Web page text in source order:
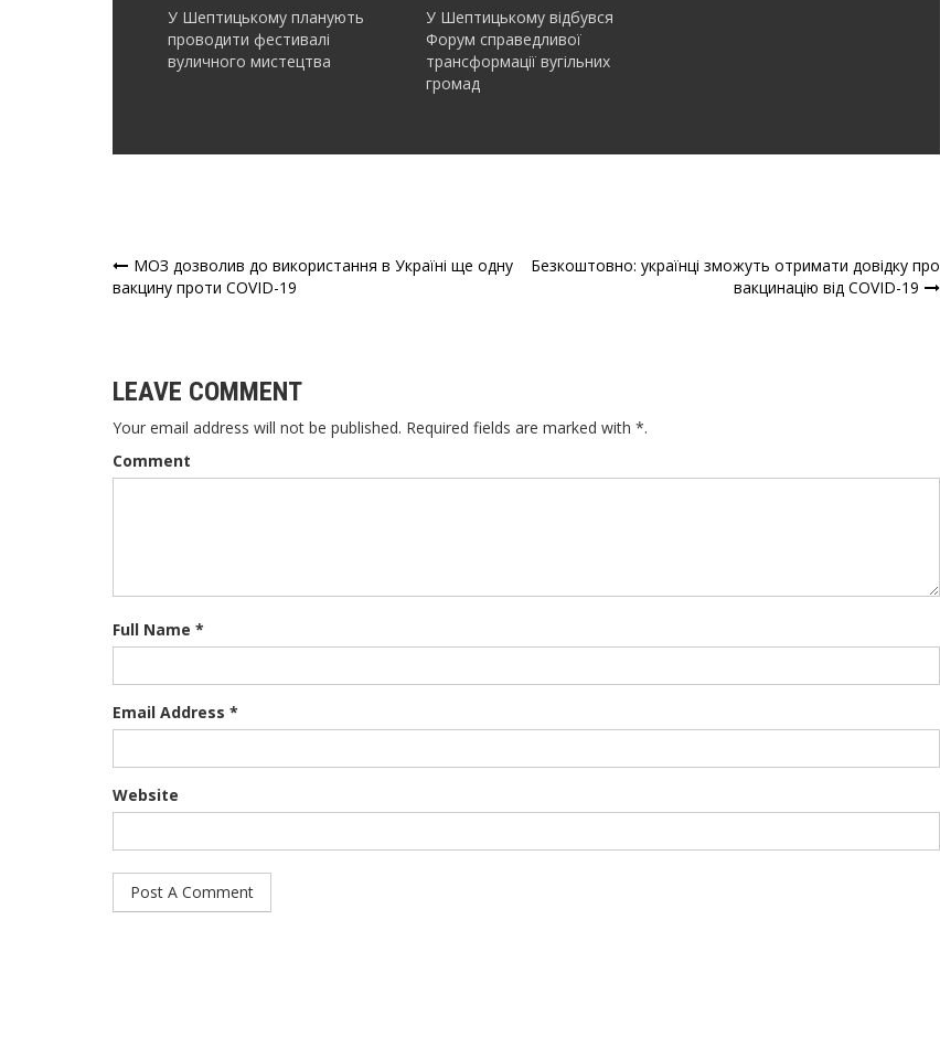
У Шептицькому планують
проводити фестивалі
вуличного мистецтва
У Шептицькому відбувся
Форум справедливої
трансформації вугільних
громад
Навігація
МОЗ дозволив до використання в Україні ще одну
вакцину проти COVID-19
Безкоштовно: українці зможуть отримати довідку про
вакцинацію від COVID-19
LEAVE COMMENT
Your email address will not be published. Required fields are marked with *.
Comment
Full Name *
Email Address *
Website